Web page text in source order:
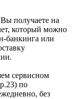
получаете на
который можно
банкинга или
сервисном
по
без